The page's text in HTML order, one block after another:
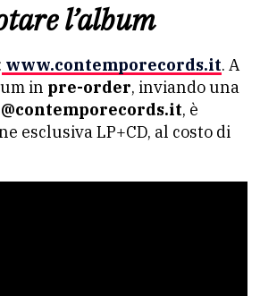
l’album
www.contemporecords.it. A
in pre-order, inviando una
, è
esclusiva LP+CD, al costo di